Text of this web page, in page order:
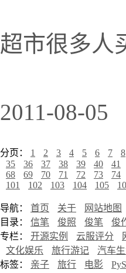
超市很多人
2011-08-05
分页： 1 2 3 4 5 6 7 8
35
36 37 38 39 40 41
68
69 70 71 72 73 74
101
102 103 104 105
导航： 首页 关于
网站地图
目录： 信笔 俊照 俊笔
俊
专栏： 开源实例 云服评分
文化娱乐
旅行游记 汽车
标签： 亲子 旅行 电影